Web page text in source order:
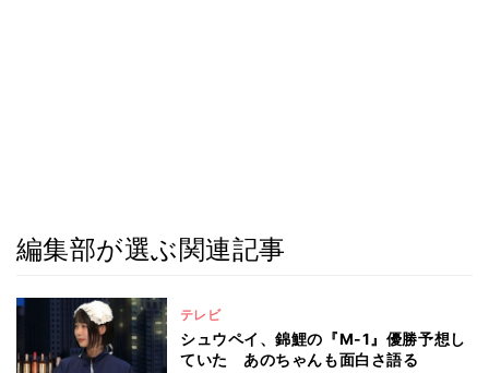
編集部が選ぶ関連記事
テレビ
シュウペイ、錦鯉の『M-1』優勝予想し
ていた あのちゃんも面白さ語る